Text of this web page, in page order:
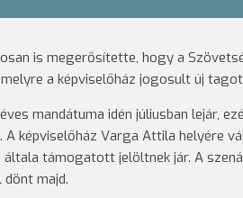
is megerősítette, hogy a
a képviselőház jogosult új
mandátuma idén júliusban lejár,
képviselőház Varga Attila helyére
támogatott jelöltnek jár. A
dönt majd.